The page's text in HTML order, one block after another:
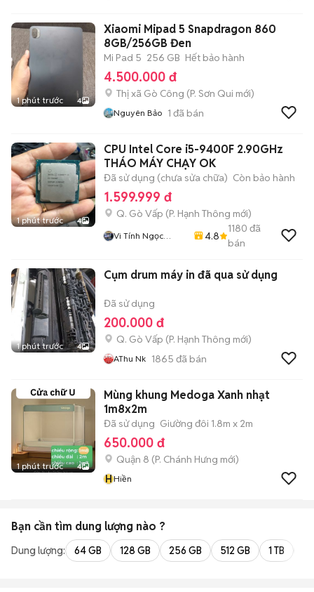
1 phút trước 4
Xiaomi Mipad 5 Snapdragon 860
8GB/256GB Đen
Mi Pad 5 256 GB Hết bảo hành
4.500.000 đ
Thị xã Gò Công (P. Sơn Qui mới)
Nguyên Bảo 1 đã bán
1 phút trước 4
CPU Intel Core i5-9400F 2.90GHz
THÁO MÁY CHẠY OK
Đã sử dụng (chưa sửa chữa) Còn bảo hành
1.599.999 đ
Q. Gò Vấp (P. Hạnh Thông mới)
Vi Tính Ngọc
4.8
1180 đã
bán
1 phút trước 4
Cụm drum máy in đã qua sử dụng
Đã sử dụng
200.000 đ
Q. Gò Vấp (P. Hạnh Thông mới)
AThu Nk 1865 đã bán
1 phút trước 4
Mùng khung Medoga Xanh nhạt
1m8x2m
Đã sử dụng Giường đôi 1.8m x 2m
650.000 đ
Quận 8 (P. Chánh Hưng mới)
HHiền
Bạn cần tìm dung lượng nào ?
Dung lượng: 64 GB 128 GB 256 GB 512 GB 1 TB